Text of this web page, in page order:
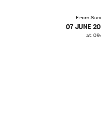
From
07 JUNE
at